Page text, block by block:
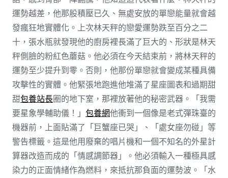
運勢越差，他那股積壓已久、無處安放的單戀能量就會越
發瘋狂地實體化。上次林天秤的戀愛運勢跌至百分之二
十，張水瓶就發現他的廚房裡長滿了巨大的、形狀是林天
秤側臉的粉紅色蘑菇。他必須在今天結束前，將林天秤的
運勢至少提升到零。否則，他那份單戀就會變成某種具備
攻擊性的實體。他緊張地跑進他堆滿了星座圖表和過期甜
甜包養站長圈的地下室，那裡放著他的秘密武器。「我需
要星象學輔助儀！」 包養網他衝到一個像是老式彈珠臺的
機器前，上面貼滿了「巨蟹座已哭」、「處女座勿碰」等
警告標籤。這是他用廢棄的唱片機和一個不知名的外星計
算器改造而成的「情感調節器」。他必須輸入一種極具感
染力的正面情緒作為燃料，來抵抗那負面的運勢波。「水